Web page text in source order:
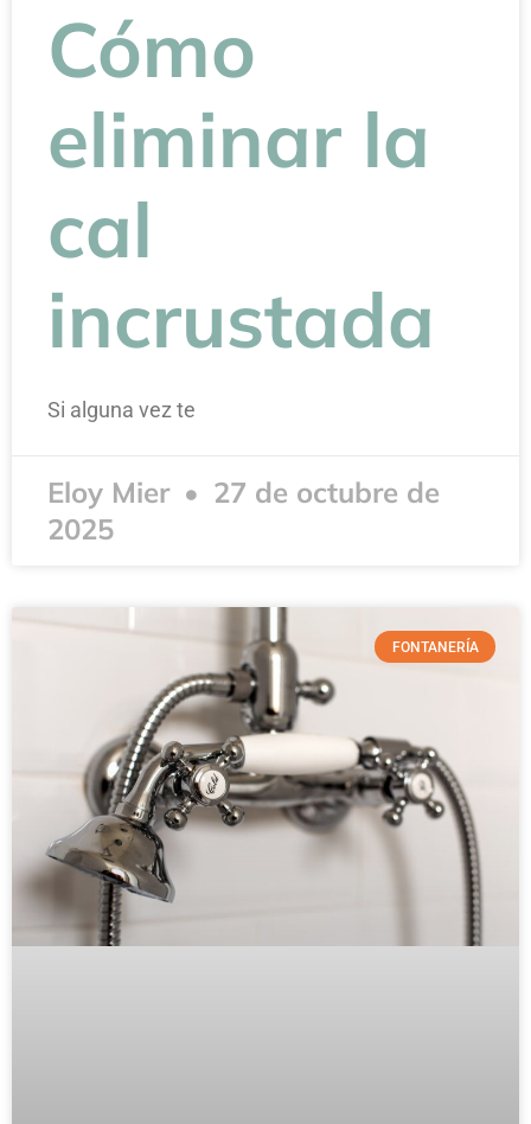
Cómo
eliminar la
cal
incrustada
Si alguna vez te
Eloy Mier
27 de octubre de
2025
FONTANERÍA